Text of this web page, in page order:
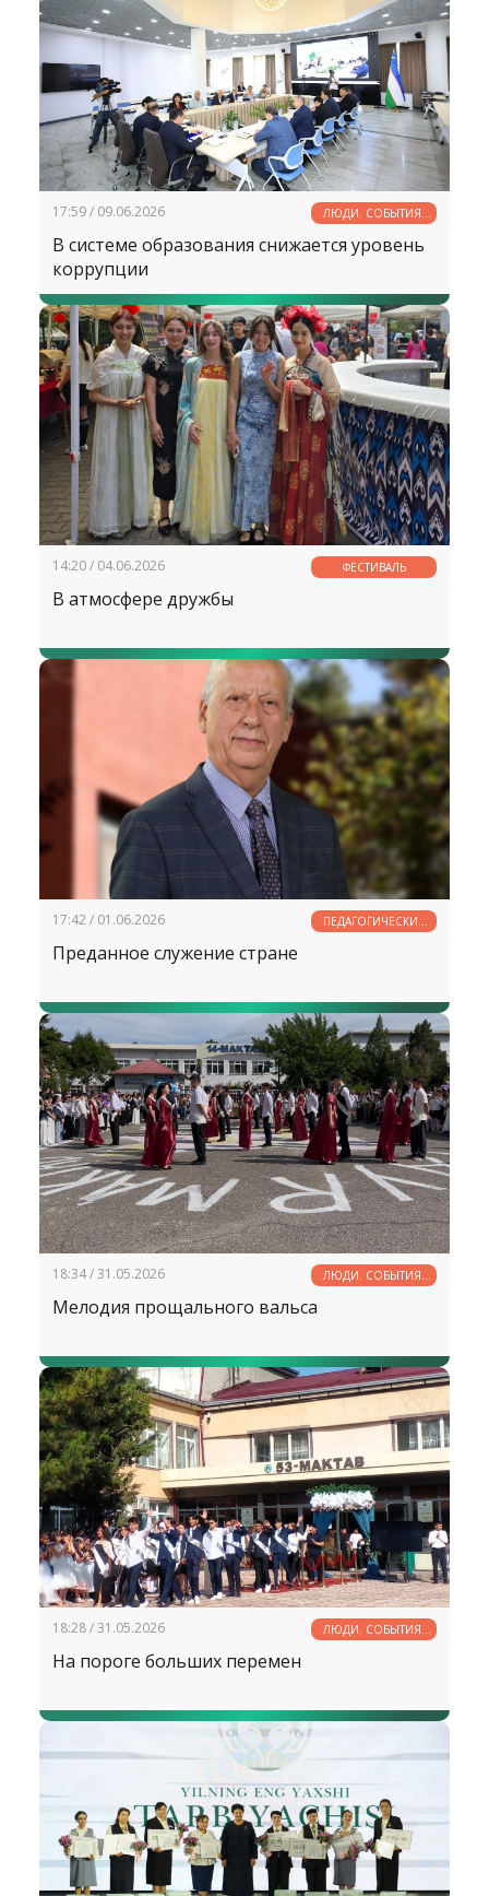
17:59 / 09.06.2026
ЛЮДИ. СОБЫТИЯ.
ФАКТЫ
В системе образования снижается уровень
коррупции
14:20 / 04.06.2026 ФЕСТИВАЛЬ
В атмосфере дружбы
17:42 / 01.06.2026
ПЕДАГОГИЧЕСКИЕ
РАЗМЫШЛЕНИЯ
Преданное служение стране
18:34 / 31.05.2026
ЛЮДИ. СОБЫТИЯ.
ФАКТЫ
Мелодия прощального вальса
18:28 / 31.05.2026
ЛЮДИ. СОБЫТИЯ.
ФАКТЫ
На пороге больших перемен